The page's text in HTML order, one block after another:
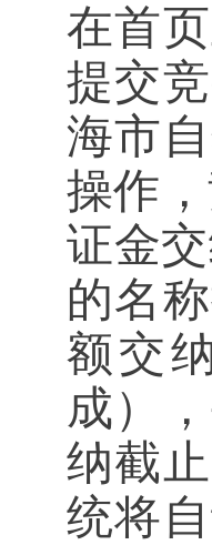
在首
提交
海市
操作
证金
的名
额交
成）
纳截
统将